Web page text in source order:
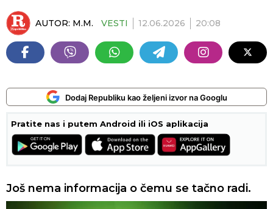
AUTOR: M.M. VESTI 12.06.2026 20:08
Dodaj Republiku kao željeni izvor na Googlu
Pratite nas i putem Android ili iOS aplikacija
Još nema informacija o čemu se tačno radi.